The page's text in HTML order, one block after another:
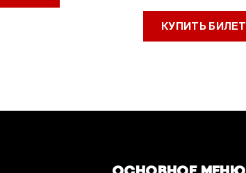
КУПИТЬ БИЛЕТ